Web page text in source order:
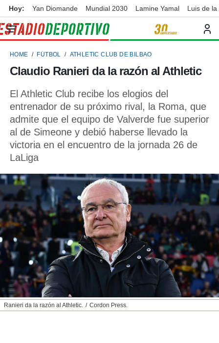
de
por
para
que se
calidad.
a este
las
y
forma
digital
basada
permite
seguir
contenido
coste.
a la
ACEPTAR
Y
CONTINUAR
CONFIGURAR
RECHAZAR
Hoy: Yan Diomande Mundial 2030 Lamine Yamal Luis de
HOME FÚTBOL ATHLETIC CLUB DE BILBAO
Claudio Ranieri da la razón al Athletic
El Athletic Club recibe los elogios del
entrenador de su próximo rival, la Roma, que
admite que el equipo de Valverde fue superior
al de Simeone y debió haberse llevado la
victoria en el encuentro de la jornada 26 de
LaLiga
Ranieri da la razón al Athletic. Cordon Press.